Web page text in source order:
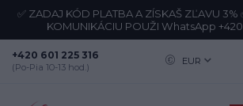
✅ ZADAJ KÓD PLATBA A ZÍSKAŠ ZĽAVU 3%
KOMUNIKÁCIU POUŽI WhatsApp +420
EUR
+420 601 225 316
(Po-Pia 10-13 hod.)